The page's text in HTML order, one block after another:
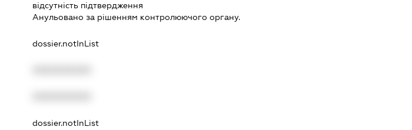
вiдсутнiсть пiдтвердження
Анульовано за рiшенням контролюючого органу.
dossier.notInList
dossier.notInList